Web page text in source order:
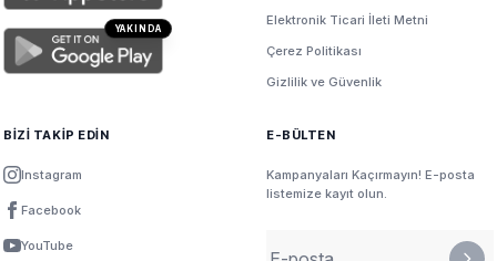
YAKINDA
Elektronik Ticari İleti Metni
Çerez Politikası
Gizlilik ve Güvenlik
BİZİ TAKİP EDİN
Instagram
Facebook
YouTube
E-BÜLTEN
Kampanyaları Kaçırmayın! E-posta
listemize kayıt olun.